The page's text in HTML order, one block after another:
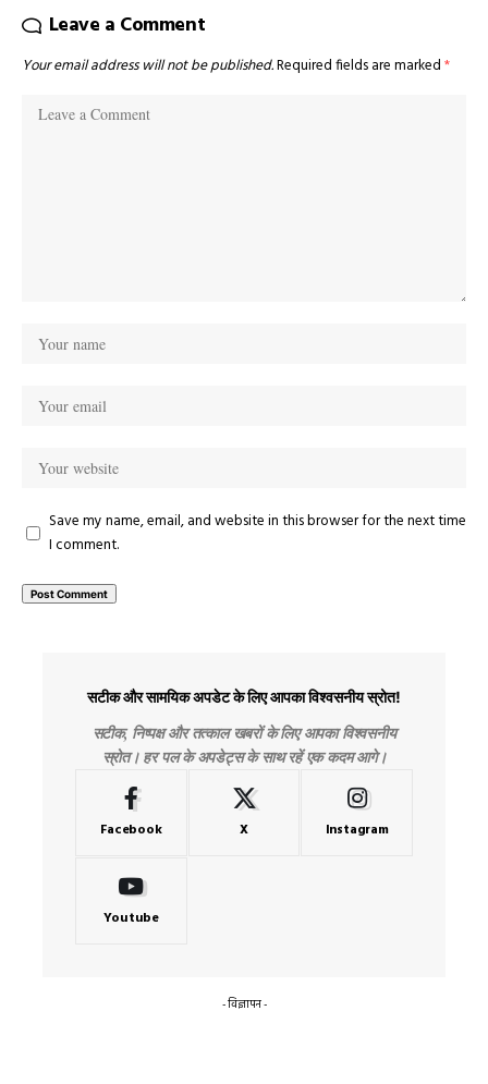
Leave a Comment
Your email address will not be published.Required fields are marked*
Save my name, email, and website in this browser for the next time
I comment.
सटीक और सामयिक अपडेट के लिए आपका विश्वसनीय स्रोत!
सटीक, निष्पक्ष और तत्काल खबरों के लिए आपका विश्वसनीय
स्रोत। हर पल के अपडेट्स के साथ रहें एक कदम आगे।
Facebook X Instagram
Youtube
- विज्ञापन -